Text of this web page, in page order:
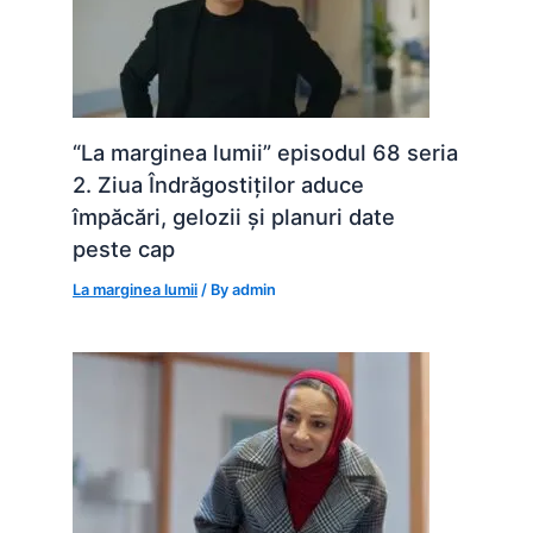
“La marginea lumii” episodul 68 seria
2. Ziua Îndrăgostiților aduce
împăcări, gelozii și planuri date
peste cap
La marginea lumii / Byadmin